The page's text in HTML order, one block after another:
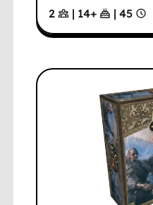
2
| 14+ | 45